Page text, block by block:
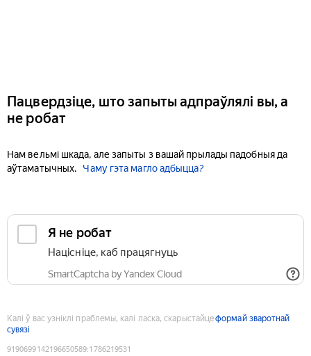
Пацвердзіце, што запыты адпраўлялі вы, а
не робат
Нам вельмі шкада, але запыты з вашай прылады падобныя да
аўтаматычных.
Чаму гэта магло адбыцца?
Я не робат
Націсніце, каб працягнуць
SmartCaptcha by Yandex Cloud
Калі ў вас узніклі праблемы, калі ласка, скарыстайцеформай зваротнай
сувязі
9190699142196650589:1786219531